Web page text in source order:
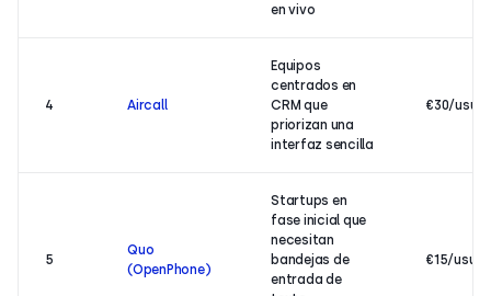
en vivo
4 Aircall
Equipos
centrados en
CRM que
priorizan una
interfaz sencilla
€30/
5
Quo
(OpenPhone)
Startups en
fase inicial que
necesitan
bandejas de
entrada de
€15/